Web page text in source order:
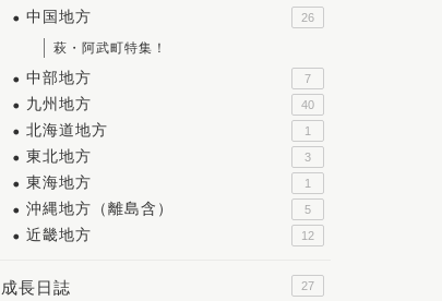
中国地方 26
萩・阿武町特集！
中部地方 7
九州地方 40
北海道地方 1
東北地方 3
東海地方 1
沖縄地方（離島含） 5
近畿地方 12
成長日誌 27